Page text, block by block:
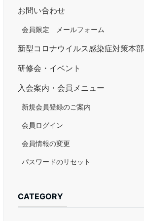
お問い合わせ
会員限定 メールフォーム
新型コロナウイルス感染症対策本部
研修会・イベント
入会案内・会員メニュー
新規会員登録のご案内
会員ログイン
会員情報の変更
パスワードのリセット
CATEGORY